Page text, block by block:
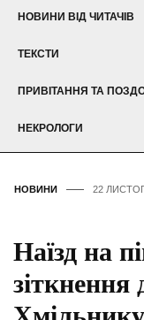
НОВИНИ ВІД ЧИТАЧІВ
ТЕКСТИ
ПРИВІТАННЯ ТА
НЕКРОЛОГИ
НОВИНИ 22
Наїзд на
зіткнення